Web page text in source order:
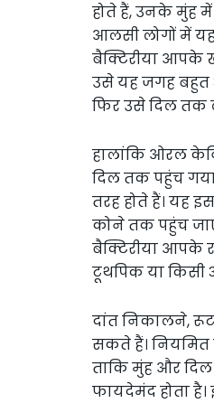
होते हैं, उनके मुंह
आलसी लोगों में
बैक्टिरीया आपके
उसे यह जगह बहुत
फिर उसे दिल तक
हालांकि ओरल
दिल तक पहुंच गया
तरह होते हैं। यह
कोने तक पहुंच
बैक्टिरीया आपके
टूथपिक या किसी
दांत निकालने,
सकते हैं। नियमित
ताकि मुंह और दिल
फायदेमंद होता